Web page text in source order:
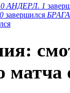
0 АНДЕРЛ. 1
0 завершился БРАГА